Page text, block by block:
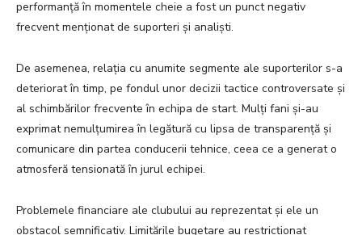
performanță în momentele cheie a fost un punct negativ
frecvent menționat de suporteri și analiști.
De asemenea, relația cu anumite segmente ale suporterilor s-a
deteriorat în timp, pe fondul unor decizii tactice controversate și
al schimbărilor frecvente în echipa de start. Mulți fani și-au
exprimat nemulțumirea în legătură cu lipsa de transparență și
comunicare din partea conducerii tehnice, ceea ce a generat o
atmosferă tensionată în jurul echipei.
Problemele financiare ale clubului au reprezentat și ele un
obstacol semnificativ. Limitările bugetare au restricționat